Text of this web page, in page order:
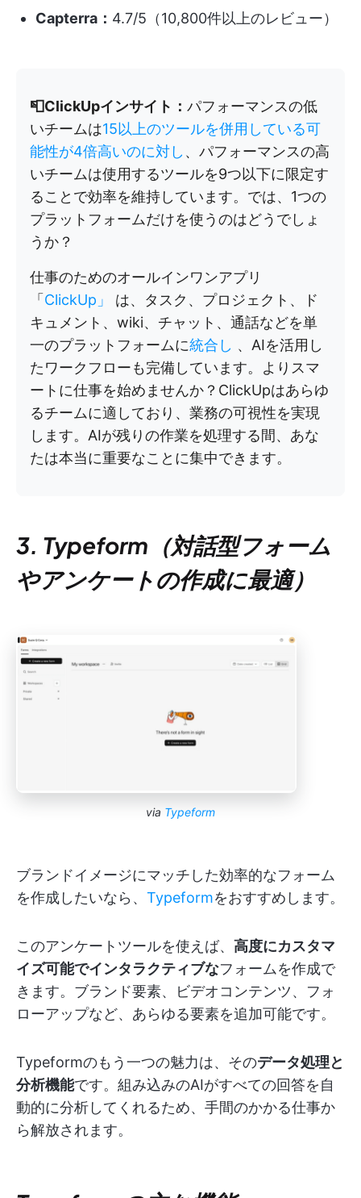
Capterra： 4.7/5（10,800件以上のレビュー）
📮ClickUpインサイト： パフォーマンスの低
いチームは15以上のツールを併用している可
能性が4倍高いのに対し 、パフォーマンスの高
いチームは使用するツールを9つ以下に限定す
ることで効率を維持しています。では、1つの
プラットフォームだけを使うのはどうでしょ
うか？
仕事のためのオールインワンアプリ
「 ClickUp」 は、タスク、プロジェクト、ド
キュメント、wiki、チャット、通話などを単
一のプラットフォームに統合し 、AIを活用し
たワークフローも完備しています。よりスマ
ートに仕事を始めませんか？ClickUpはあらゆ
るチームに適しており、業務の可視性を実現
します。AIが残りの作業を処理する間、あな
たは本当に重要なことに集中できます。
3. Typeform（対話型フォーム
やアンケートの作成に最適）
via Typeform
ブランドイメージにマッチした効率的なフォーム
を作成したいなら、 Typeformをおすすめします。
このアンケートツールを使えば、 高度にカスタマ
イズ可能でインタラクティブなフォームを作成で
きます。ブランド要素、ビデオコンテンツ、フォ
ローアップなど、あらゆる要素を追加可能です。
Typeformのもう一つの魅力は、そのデータ処理と
分析機能です。組み込みのAIがすべての回答を自
動的に分析してくれるため、手間のかかる仕事か
ら解放されます。